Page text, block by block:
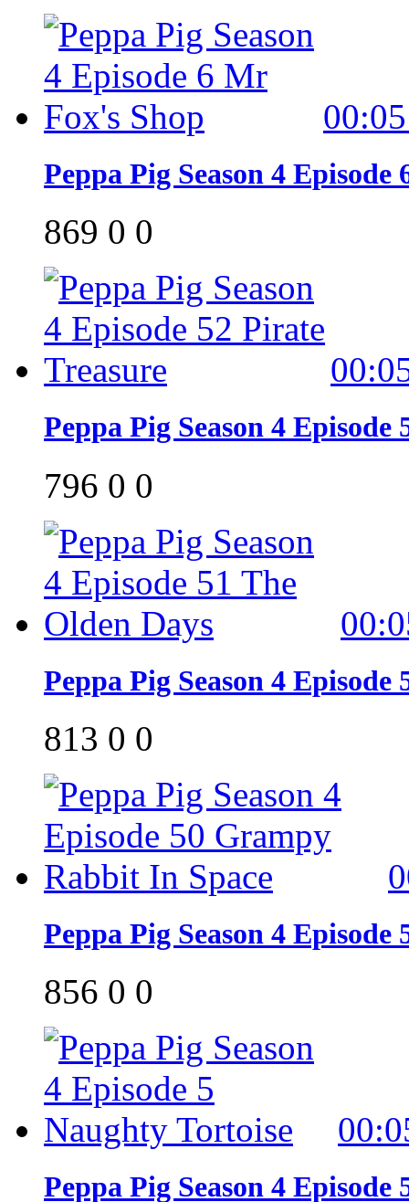
Peppa Pig Season 4
869 0 0
Peppa Pig Season 4 Episode
796 0 0
Peppa Pig Season 4 Episode
813 0 0
Peppa Pig Season 4
856 0 0
Peppa Pig Season 4